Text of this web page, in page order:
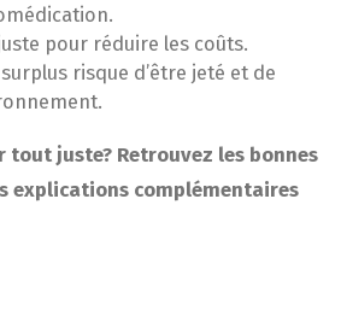
pour réduire les coûts.
risque d’être jeté et de
tout juste? Retrouvez les bonnes
explications complémentaires